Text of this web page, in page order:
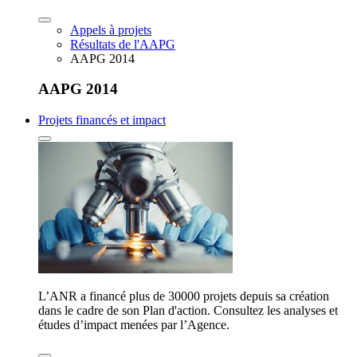
Appels à projets
Résultats de l'AAPG
AAPG 2014
AAPG 2014
Projets financés et impact
L’ANR a financé plus de 30000 projets depuis sa création
dans le cadre de son Plan d'action. Consultez les analyses et
études d’impact menées par l’Agence.